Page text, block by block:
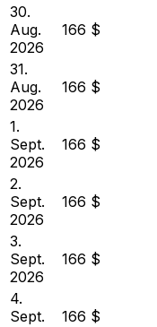
30.
Aug.
2026
166 $
31.
Aug.
2026
166 $
1.
Sept.
2026
166 $
2.
Sept.
2026
166 $
3.
Sept.
2026
166 $
4.
Sept.
166 $